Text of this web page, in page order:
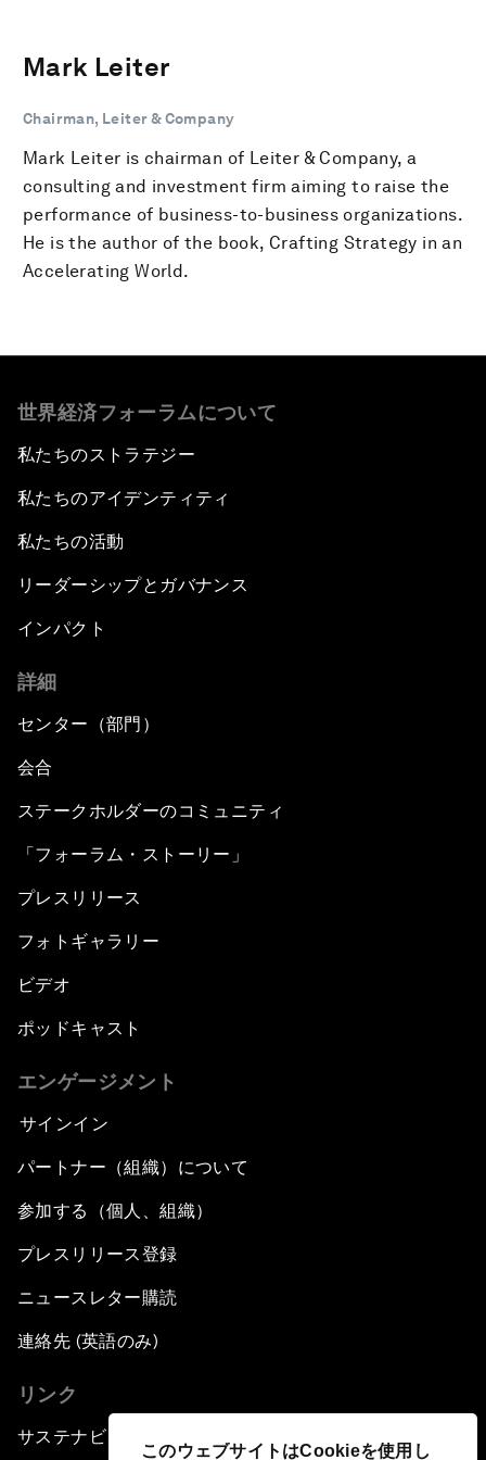
このウェブサイトはCookieを使用し
Mark Leiter
Chairman, Leiter & Company
Mark Leiter is chairman of Leiter & Company, a
consulting and investment firm aiming to raise the
performance of business-to-business organizations.
He is the author of the book, Crafting Strategy in an
Accelerating World.
世界経済フォーラムについて
私たちのストラテジー
私たちのアイデンティティ
私たちの活動
リーダーシップとガバナンス
インパクト
詳細
センター（部門）
会合
ステークホルダーのコミュニティ
「フォーラム・ストーリー」
プレスリリース
フォトギャラリー
ビデオ
ポッドキャスト
エンゲージメント
サインイン
パートナー（組織）について
参加する（個人、組織）
プレスリリース登録
ニュースレター購読
連絡先 (英語のみ)
リンク
サステナビリティへの取り組み